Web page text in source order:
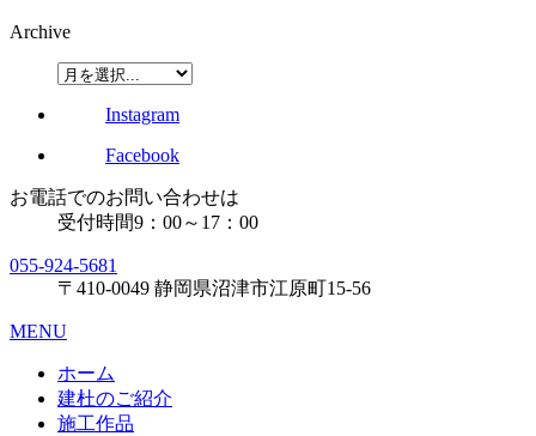
Archive
Instagram
Facebook
お電話でのお問い合わせは
受付時間9：00～17：00
055-924-5681
〒410-0049 静岡県沼津市江原町15-56
MENU
ホーム
建杜のご紹介
施工作品